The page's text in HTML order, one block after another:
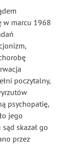
w marcu 1968
poczytalny,
psychopatię,
jego
skazał go
przez